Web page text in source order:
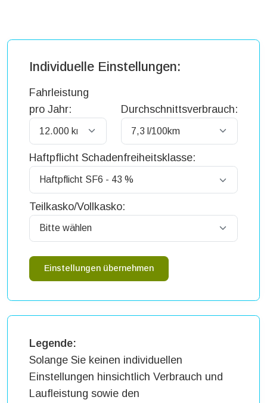
Individuelle Einstellungen:
Fahrleistung
pro Jahr:
Durchschnittsverbrauch:
Haftpflicht Schadenfreiheitsklasse:
Teilkasko/Vollkasko:
Einstellungen übernehmen
Legende:
Solange Sie keinen individuellen
Einstellungen hinsichtlich Verbrauch und
Laufleistung sowie den